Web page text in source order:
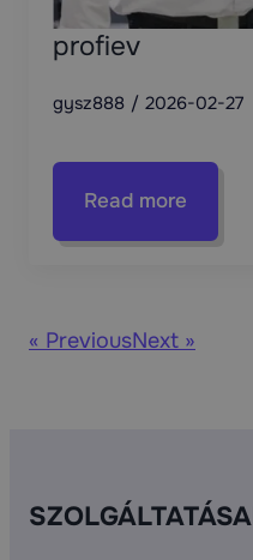
profiev
gysz888 2026-02-27
Read more
« PreviousNext »